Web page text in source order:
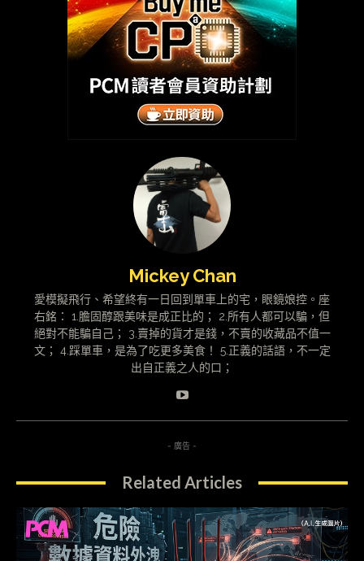
Mickey Chan
愛模擬飛行、希望終有一日回到單車上的宅，眼鏡娘控。座
右銘： 1.膽固醇跟美味是成正比的； 2.所有人都可以騙，但
絕對不能騙自己； 3.賣掉的貨才是錢，不賣的收藏品不值一
文； 4.踩單車，是為了吃更多美食！ 5.正義的話語，不一定
出自正義之人的口；
- 廣告 -
Related Articles